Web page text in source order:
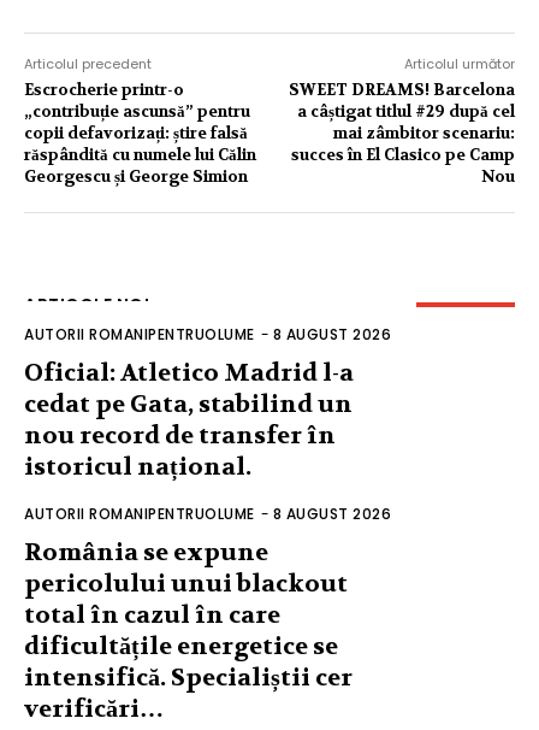
Articolul precedent
Escrocherie printr-o
„contribuție ascunsă” pentru
copii defavorizați: știre falsă
răspândită cu numele lui Călin
Georgescu și George Simion
Articolul următor
SWEET DREAMS! Barcelona
a câștigat titlul #29 după cel
mai zâmbitor scenariu:
succes în El Clasico pe Camp
Nou
ARTICOLE NOI
AUTORII ROMANIPENTRUOLUME - 8 AUGUST 2026
Oficial: Atletico Madrid l-a
cedat pe Gata, stabilind un
nou record de transfer în
istoricul național.
AUTORII ROMANIPENTRUOLUME - 8 AUGUST 2026
România se expune
pericolului unui blackout
total în cazul în care
dificultățile energetice se
intensifică. Specialiștii cer
verificări…